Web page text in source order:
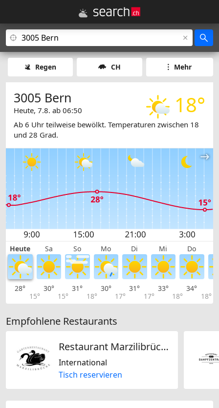
Regen CH Mehr
18°
3005 Bern
Heute, 7.8. ab 06:50
Ab 6 Uhr teilweise bewölkt. Temperaturen zwischen 18
und 28 Grad.
Heute Sa So Mo Di Mi Do
28°
15°
30°
15°
31°
18°
30°
17°
31°
17°
33°
18°
34°
18°
Empfohlene Restaurants
Restaurant Marzilibrücke
International
Tisch reservieren